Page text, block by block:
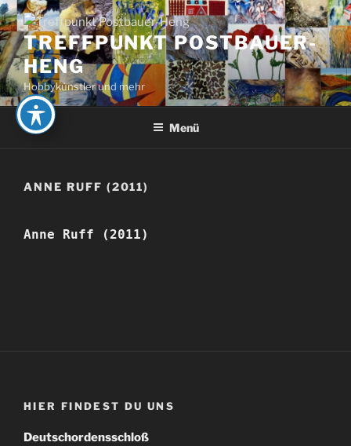
Zum
Inhalt
springenTREFFPUNKT POSTBAUER-
HENG
Hobbykünstler und mehr
Menü
ANNE RUFF (2011)
Anne Ruff (2011)
HIER FINDEST DU UNS
Deutschordensschloß